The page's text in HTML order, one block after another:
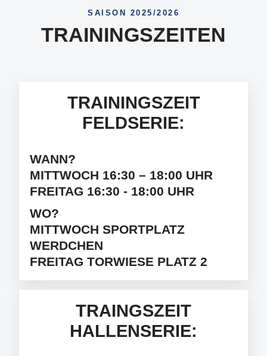
SAISON 2025/2026
TRAININGSZEITEN
TRAININGSZEIT
FELDSERIE:
WANN?
MITTWOCH 16:30 – 18:00 UHR
FREITAG 16:30 - 18:00 UHR
WO?
MITTWOCH SPORTPLATZ
WERDCHEN
FREITAG TORWIESE PLATZ 2
TRAINGSZEIT
HALLENSERIE: